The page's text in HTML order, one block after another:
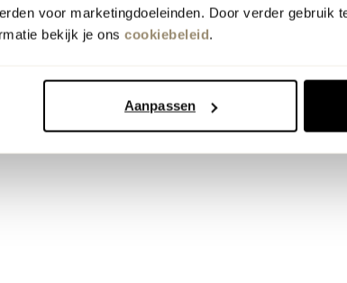
voor marketingdoeleinden. Door verder gebruik
bekijk je ons cookiebeleid.
Aanpassen